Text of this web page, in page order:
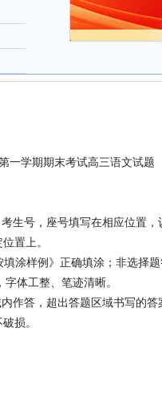
学期期末考试高三语文试题
号，座号填写在相应位置，
置上。
样例》正确填涂；非选择
体工整、笔迹清晰。
答，超出答题区域书写的答
损。